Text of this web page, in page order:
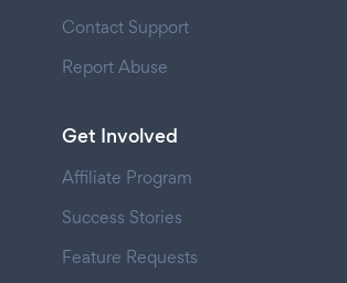
Contact Support
Report Abuse
Get Involved
Affiliate Program
Success Stories
Feature Requests